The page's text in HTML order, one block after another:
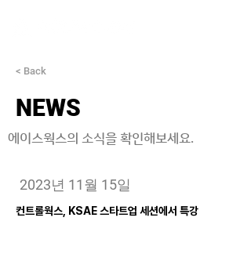
< Back
NEWS
에이스웍스의 소식을 확인해보세요.
2023년 11월 15일
컨트롤웍스, KSAE 스타트업 세션에서 특강